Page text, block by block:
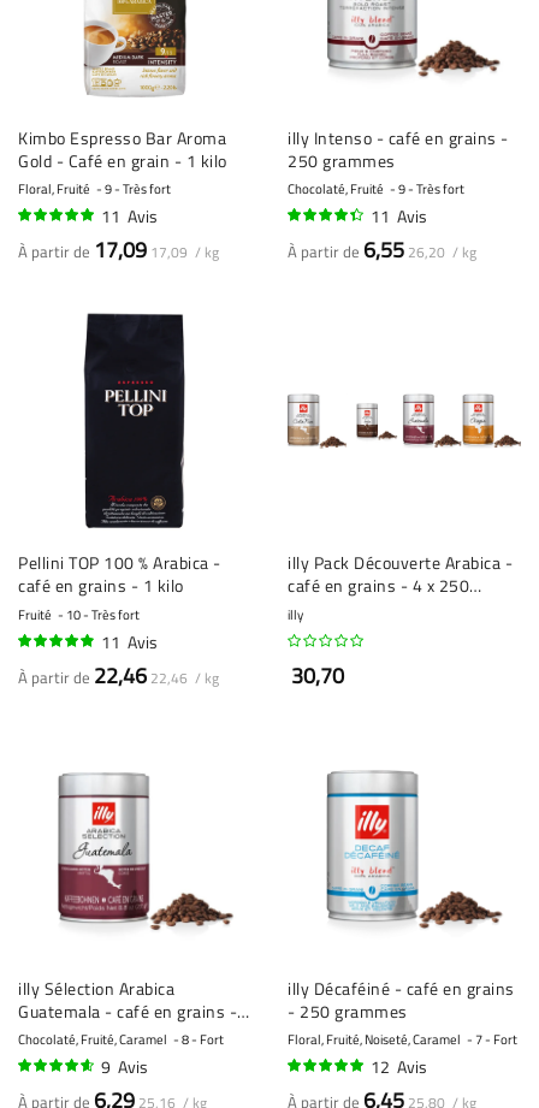
Kimbo Espresso Bar Aroma
Gold - Café en grain - 1 kilo
Floral, Fruité 9 - Très fort
11 Avis
À partir de 17,09 17,09 / kg
illy Intenso - café en grains -
250 grammes
Chocolaté, Fruité 9 - Très fort
11 Avis
À partir de 6,55 26,20 / kg
Pellini TOP 100 % Arabica -
café en grains - 1 kilo
Fruité 10 - Très fort
11 Avis
À partir de 22,46 22,46 / kg
illy Pack Découverte Arabica -
café en grains - 4 x 250
grammes
illy
30,70
illy Sélection Arabica
Guatemala - café en grains -
250 grammes
Chocolaté, Fruité, Caramel 8 - Fort
9 Avis
À partir de 6,29 25,16 / kg
illy Décaféiné - café en grains
- 250 grammes
Floral, Fruité, Noiseté, Caramel 7 - Fort
12 Avis
À partir de 6,45 25,80 / kg